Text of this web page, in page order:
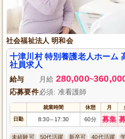
社会福祉法人 明和会
十津川村 特別養護老人ホーム
社員求人
給与 月給 280,000~
応募要件必須: 准看護師
就業時間 休憩 月
日勤 8:30～ 17:30 60分 募集
未経験可 50代活躍 新卒可 40代活躍